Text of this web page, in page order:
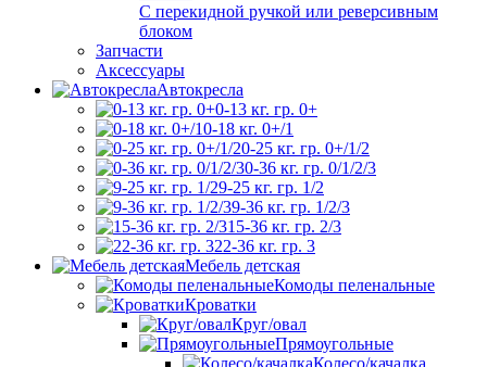
С перекидной ручкой или реверсивным
блоком
Запчасти
Аксессуары
Автокресла
0-13 кг. гр. 0+
0-18 кг. 0+/1
0-25 кг. гр. 0+/1/2
0-36 кг. гр. 0/1/2/3
9-25 кг. гр. 1/2
9-36 кг. гр. 1/2/3
15-36 кг. гр. 2/3
22-36 кг. гр. 3
Мебель детская
Комоды пеленальные
Кроватки
Круг/овал
Прямоугольные
Колесо/качалка